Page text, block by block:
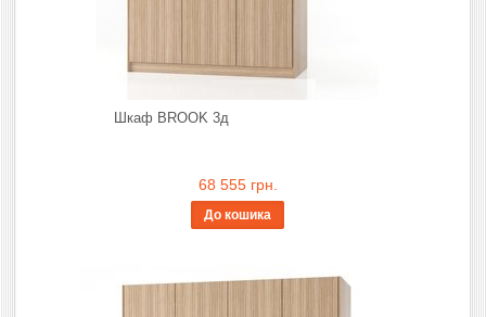
Шкаф BROOK 3д
68 555 грн.
До кошика